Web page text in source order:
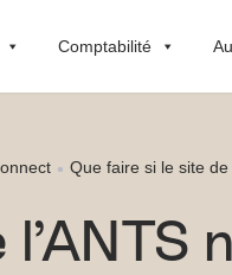
Comptabilité
Que faire si le site de